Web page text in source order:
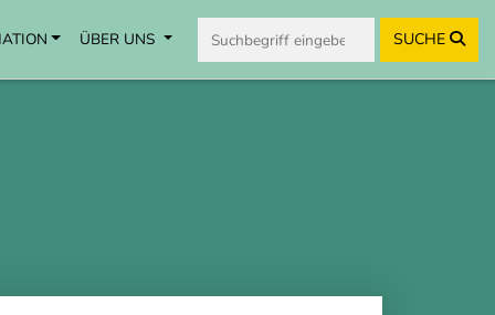
ÜBER UNS SUCHE